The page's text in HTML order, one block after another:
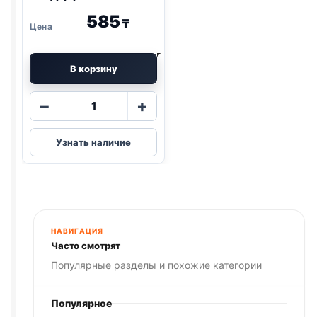
585₸
В корзину
−
Количество
AlphaPet
влаж.
(СТЕРИЛ.,
80г
+
Узнать наличие
НАВИГАЦИЯ
Часто смотрят
Популярные разделы и похожие категории
Популярное